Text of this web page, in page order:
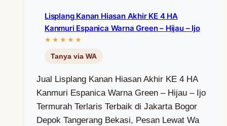
Lisplang Kanan Hiasan Akhir KE 4 HA
Kanmuri Espanica Warna Green – Hijau – Ijo
Jual Lisplang Kanan Hiasan Akhir KE 4 HA
Kanmuri Espanica Warna Green – Hijau – Ijo
Termurah Terlaris Terbaik di Jakarta Bogor
Depok Tangerang Bekasi, Pesan Lewat Wa